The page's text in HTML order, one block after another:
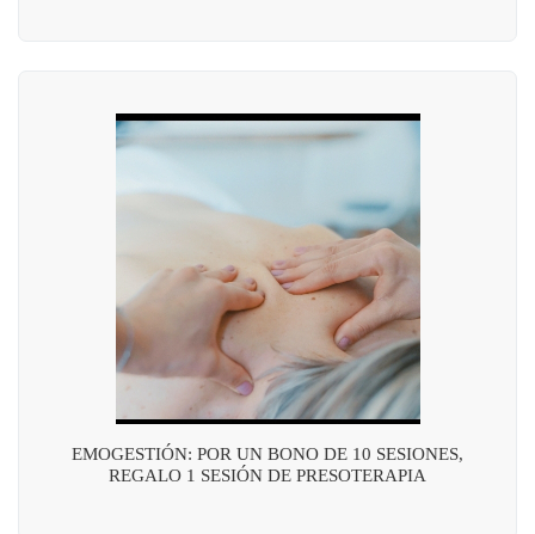
EMOGESTIÓN: POR UN BONO DE 10 SESIONES,
REGALO 1 SESIÓN DE PRESOTERAPIA